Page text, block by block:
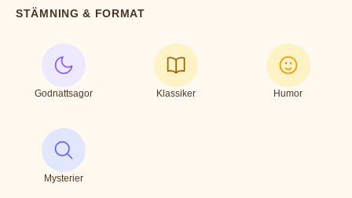
STÄMNING & FORMAT
Godnattsagor Klassiker Humor
Mysterier